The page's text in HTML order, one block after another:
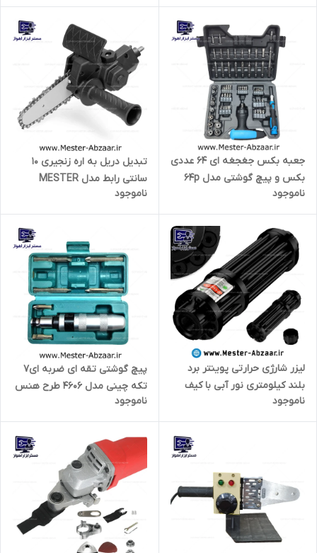
.. بی صدا پلاستیکی مدل filter
جعبه بکس جغجغه ای 64 عددی
بکس و پیچ گوشتی مدل 64p
mester abzaar درایو 1/4
ناموجود
تبدیل دریل به اره زنجیری 10
سانتی رابط مدل MESTER
ABZAAR 3530
ناموجود
لیزر شارژی حرارتی پوینتر برد
بلند کیلومتری نور آبی با کیف
فلزی فضایی مدل 202 1875
ناموجود
پیچ گوشتی تقه ای ضربه ای7
تکه چینی مدل 4606 طرح هنس
ناموجود